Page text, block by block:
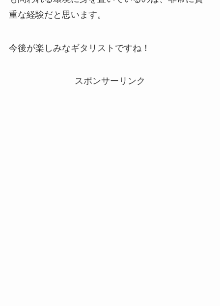
重な経験だと思います。
今後が楽しみなギタリストですね！
スポンサーリンク